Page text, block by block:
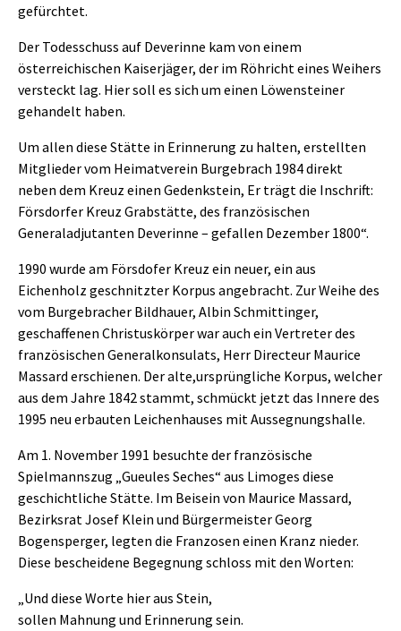
gefürchtet.
Der Todesschuss auf Deverinne kam von einem
österreichischen Kaiserjäger, der im Röhricht eines Weihers
versteckt lag. Hier soll es sich um einen Löwensteiner
gehandelt haben.
Um allen diese Stätte in Erinnerung zu halten, erstellten
Mitglieder vom Heimatverein Burgebrach 1984 direkt
neben dem Kreuz einen Gedenkstein, Er trägt die Inschrift:
Försdorfer Kreuz Grabstätte, des französischen
Generaladjutanten Deverinne – gefallen Dezember 1800“.
1990 wurde am Försdofer Kreuz ein neuer, ein aus
Eichenholz geschnitzter Korpus angebracht. Zur Weihe des
vom Burgebracher Bildhauer, Albin Schmittinger,
geschaffenen Christuskörper war auch ein Vertreter des
französischen Generalkonsulats, Herr Directeur Maurice
Massard erschienen. Der alte,ursprüngliche Korpus, welcher
aus dem Jahre 1842 stammt, schmückt jetzt das Innere des
1995 neu erbauten Leichenhauses mit Aussegnungshalle.
Am 1. November 1991 besuchte der französische
Spielmannszug „Gueules Seches“ aus Limoges diese
geschichtliche Stätte. Im Beisein von Maurice Massard,
Bezirksrat Josef Klein und Bürgermeister Georg
Bogensperger, legten die Franzosen einen Kranz nieder.
Diese bescheidene Begegnung schloss mit den Worten:
„Und diese Worte hier aus Stein,
sollen Mahnung und Erinnerung sein.